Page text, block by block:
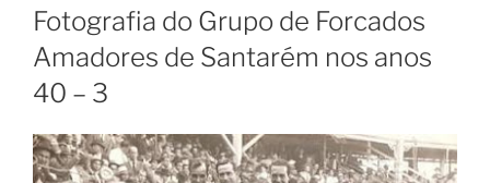
EM
Fotografia do Grupo de Forcados
Amadores de Santarém nos anos
40 – 3